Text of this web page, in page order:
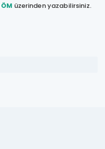
ÖM üzerinden yazabilirsiniz.